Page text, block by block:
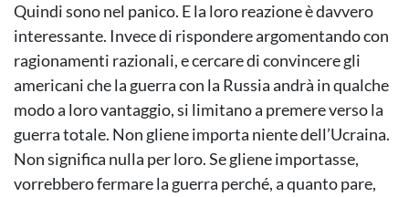
Quindi sono nel panico. E la loro reazione è davvero
interessante. Invece di rispondere argomentando con
ragionamenti razionali, e cercare di convincere gli
americani che la guerra con la Russia andrà in qualche
modo a loro vantaggio, si limitano a premere verso la
guerra totale. Non gliene importa niente dell’Ucraina.
Non significa nulla per loro. Se gliene importasse,
vorrebbero fermare la guerra perché, a quanto pare,